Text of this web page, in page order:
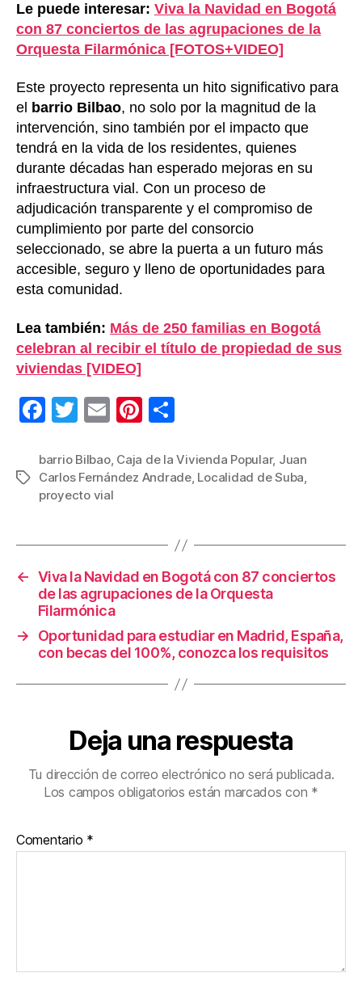
Le puede interesar: Viva la Navidad en Bogotá
con 87 conciertos de las agrupaciones de la
Orquesta Filarmónica [FOTOS+VIDEO]
Este proyecto representa un hito significativo para
el barrio Bilbao, no solo por la magnitud de la
intervención, sino también por el impacto que
tendrá en la vida de los residentes, quienes
durante décadas han esperado mejoras en su
infraestructura vial. Con un proceso de
adjudicación transparente y el compromiso de
cumplimiento por parte del consorcio
seleccionado, se abre la puerta a un futuro más
accesible, seguro y lleno de oportunidades para
esta comunidad.
Lea también: Más de 250 familias en Bogotá
celebran al recibir el título de propiedad de sus
viviendas [VIDEO]
F
c
e
o
o
k
T
tt
er
E
ail
Pi
er
e
m
p
tir
Etiquetas
barrio Bilbao, Caja de la Vivienda Popular, Juan
Carlos Fernández Andrade, Localidad de Suba,
proyecto vial
← Viva la Navidad en Bogotá con 87 conciertos
de las agrupaciones de la Orquesta
Filarmónica
→
Oportunidad para estudiar en Madrid, España,
con becas del 100%, conozca los requisitos
Deja una respuesta
Tu dirección de correo electrónico no será publicada.
Los campos obligatorios están marcados con *
Comentario *